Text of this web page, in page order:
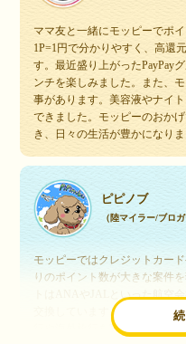
ママ友と一緒にモッピーでポ
1P=1円で分かりやすく、高還
す。最近盛り上がったPayPay
ンチを楽しみました。また、
事があります。美容液やナイ
できました。モッピーのおか
き、日々の生活が豊かになりま
ピピノブ
（陸マイラー/ブロガ
モッピーではクレジットカー
りのポイント数が大きな案件
交換しています。このように
行や海外旅行を実現していま